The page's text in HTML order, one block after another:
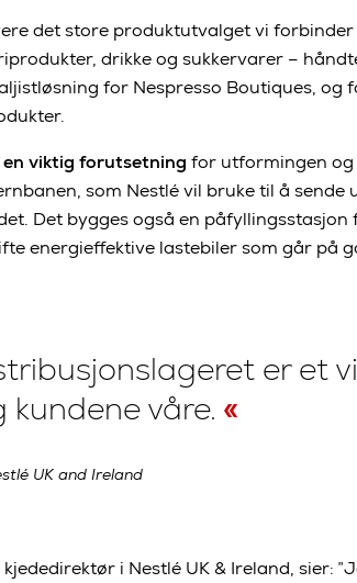
det store produktutvalget vi
drikke og sukkervarer –
for Nespresso Boutiques,
viktig forutsetning for utformingen og
som Nestlé vil bruke til å
Det bygges også en
energieffektive lastebiler som går på
er et
våre.
UK and Ireland
i Nestlé UK & Ireland, sier: